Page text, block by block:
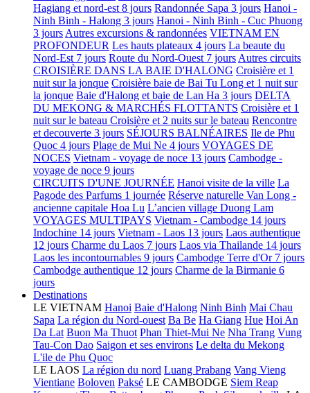
Hagiang et nord-est 8 jours Randonnée Sapa 3 jours Hanoi -
Ninh Binh - Halong 3 jours Hanoi - Ninh Binh - Cuc Phuong
3 jours Autres excursions & randonnées VIETNAM EN
PROFONDEUR Les hauts plateaux 4 jours La beaute du
Nord-Est 7 jours Route du Nord-Ouest 7 jours Autres circuits
CROISIÈRE DANS LA BAIE D'HALONG Croisière et 1
nuit sur la jonque Croisière baie de Bai Tu Long et 1 nuit sur
la jonque Baie d'Halong et baie de Lan Ha 3 jours DELTA
DU MEKONG & MARCHÉS FLOTTANTS Croisière et 1
nuit sur le bateau Croisière et 2 nuits sur le bateau Rencontre
et decouverte 3 jours SÉJOURS BALNÉAIRES Ile de Phu
Quoc 4 jours Plage de Mui Ne 4 jours VOYAGES DE
NOCES Vietnam - voyage de noce 13 jours Cambodge -
voyage de noce 9 jours
CIRCUITS D'UNE JOURNÉE Hanoi visite de la ville La
Pagode des Parfums 1 journée Réserve naturelle Van Long -
ancienne capitale Hoa Lu L’ancien village Duong Lam
VOYAGES MULTIPAYS Vietnam - Cambodge 14 jours
Indochine 14 jours Vietnam - Laos 13 jours Laos authentique
12 jours Charme du Laos 7 jours Laos via Thailande 14 jours
Laos les incontournables 9 jours Cambodge Terre d'Or 7 jours
Cambodge authentique 12 jours Charme de la Birmanie 6
jours
Destinations
LE VIETNAM Hanoi Baie d'Halong Ninh Binh Mai Chau
Sapa La région du Nord-ouest Ba Be Ha Giang Hue Hoi An
Da Lat Buon Ma Thuot Phan Thiet-Mui Ne Nha Trang Vung
Tau-Con Dao Saigon et ses environs Le delta du Mekong
L'ile de Phu Quoc
LE LAOS La région du nord Luang Prabang Vang Vieng
Vientiane Boloven Paksé LE CAMBODGE Siem Reap